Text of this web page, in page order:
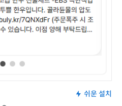
쉬운 설치